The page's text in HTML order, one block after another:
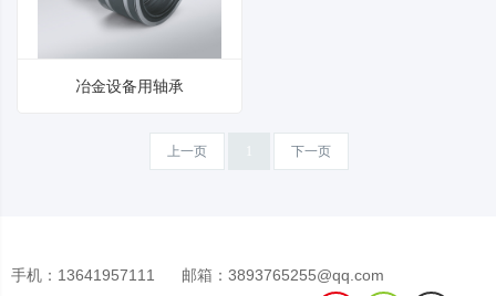
冶金设备用轴承
上一页 下一页
手机：13641957111 邮箱：3893765255@qq.com